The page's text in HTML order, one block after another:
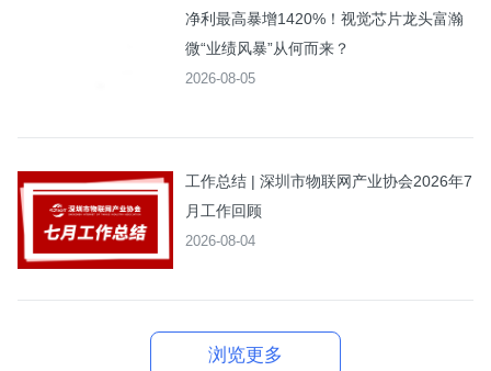
净利最高暴增1420%！视觉芯片龙头富瀚
微“业绩风暴”从何而来？
2026-08-05
工作总结 | 深圳市物联网产业协会2026年7
月工作回顾
2026-08-04
浏览更多